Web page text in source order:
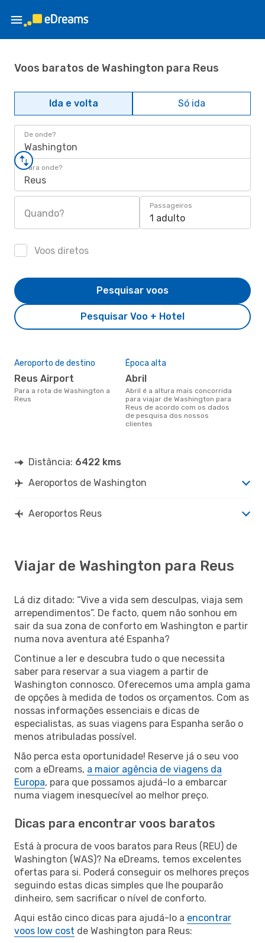
Voos baratos de Washington para Reus
Ida e volta Só ida
De onde?
Washington
Para onde?
Reus
Quando?
Passageiros
1 adulto
Voos diretos
Pesquisar Voo + Hotel
Pesquisar voos
Aeroporto de destino
Reus Airport
Para a rota de Washington a
Reus
Época alta
abril
abril é a altura mais concorrida
para viajar de Washington para
Reus de acordo com os dados
de pesquisa dos nossos
clientes
Distância: 6422 kms
Aeroportos de Washington
Aeroportos Reus
Viajar de Washington para Reus
Lá diz ditado: “Vive a vida sem desculpas, viaja sem
arrependimentos”. De facto, quem não sonhou em
sair da sua zona de conforto em Washington e partir
numa nova aventura até Espanha?
Continue a ler e descubra tudo o que necessita
saber para reservar a sua viagem a partir de
Washington connosco. Oferecemos uma ampla gama
de opções à medida de todos os orçamentos. Com as
nossas informações essenciais e dicas de
especialistas, as suas viagens para Espanha serão o
menos atribuladas possível.
Não perca esta oportunidade! Reserve já o seu voo
com a eDreams, a maior agência de viagens da
Europa, para que possamos ajudá-lo a embarcar
numa viagem inesquecível ao melhor preço.
Dicas para encontrar voos baratos
Está à procura de voos baratos para Reus (REU) de
Washington (WAS)? Na eDreams, temos excelentes
ofertas para si. Poderá conseguir os melhores preços
seguindo estas dicas simples que lhe pouparão
dinheiro, sem sacrificar o nível de conforto.
Aqui estão cinco dicas para ajudá-lo a encontrar
voos low cost de Washington para Reus: